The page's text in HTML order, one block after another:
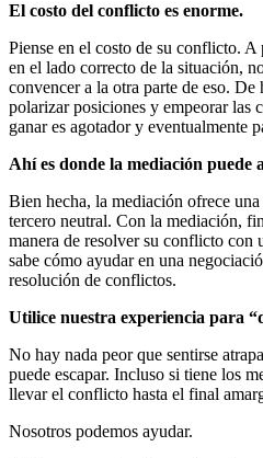
El costo del conflicto es enorme.
Piense en el costo de su conflicto. A
en el lado correcto de la situación,
convencer a la otra parte de eso.
polarizar posiciones y empeorar las
ganar es agotador y eventualmente
Ahí es donde la mediación puede
Bien hecha, la mediación ofrece
tercero neutral. Con la mediación,
manera de resolver su conflicto con
sabe cómo ayudar en una
resolución de conflictos.
Utilice nuestra experiencia para
No hay nada peor que sentirse
puede escapar. Incluso si tiene los
llevar el conflicto hasta el final
Nosotros podemos ayudar.